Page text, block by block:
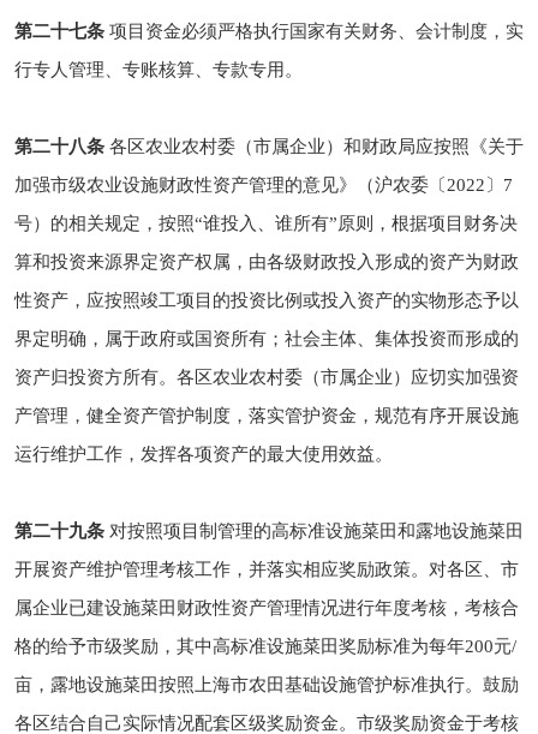
第二十七条项目资金必须严格执行国家有关财务、会计制度，实
行专人管理、专账核算、专款专用。
第二十八条各区农业农村委（市属企业）和财政局应按照《关于
加强市级农业设施财政性资产管理的意见》（沪农委〔2022〕7
号）的相关规定，按照“谁投入、谁所有”原则，根据项目财务决
算和投资来源界定资产权属，由各级财政投入形成的资产为财政
性资产，应按照竣工项目的投资比例或投入资产的实物形态予以
界定明确，属于政府或国资所有；社会主体、集体投资而形成的
资产归投资方所有。各区农业农村委（市属企业）应切实加强资
产管理，健全资产管护制度，落实管护资金，规范有序开展设施
运行维护工作，发挥各项资产的最大使用效益。
第二十九条对按照项目制管理的高标准设施菜田和露地设施菜田
开展资产维护管理考核工作，并落实相应奖励政策。对各区、市
属企业已建设施菜田财政性资产管理情况进行年度考核，考核合
格的给予市级奖励，其中高标准设施菜田奖励标准为每年200元/
亩，露地设施菜田按照上海市农田基础设施管护标准执行。鼓励
各区结合自己实际情况配套区级奖励资金。市级奖励资金于考核